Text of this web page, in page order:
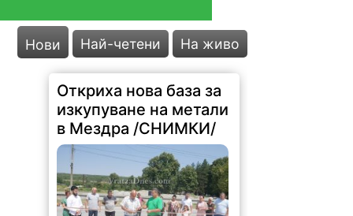
Нови Най-четени На живо
Откриха нова база за
изкупуване на метали
в Мездра /СНИМКИ/